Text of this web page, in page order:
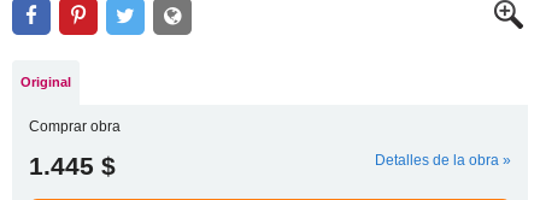
Original
Comprar obra
1.445 $ Detalles de la obra »